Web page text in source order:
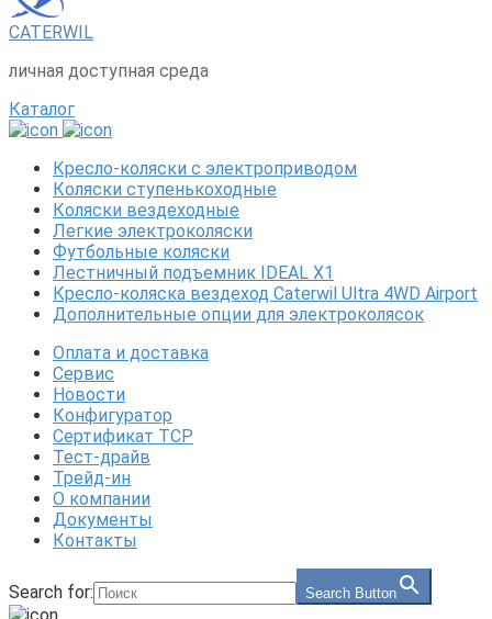
CATERWIL
личная доступная среда
Каталог
Кресло-коляски с электроприводом
Коляски ступенькоходные
Коляски вездеходные
Легкие электроколяски
Футбольные коляски
Лестничный подъемник IDEAL X1
Кресло-коляска вездеход Caterwil Ultra 4WD Airport
Дополнительные опции для электроколясок
Оплата и доставка
Сервис
Новости
Конфигуратор
Сертификат ТСР
Тест-драйв
Трейд-ин
О компании
Документы
Контакты
Search for: Search Button